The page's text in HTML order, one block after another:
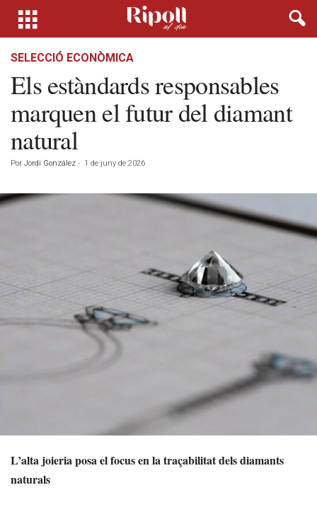
SELECCIÓ ECONÒMICA
Els estàndards responsables
marquen el futur del diamant
natural
Por Jordi González - 1 de juny de 2026
L’alta joieria posa el focus en la traçabilitat dels diamants
naturals